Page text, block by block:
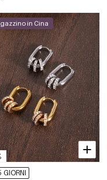
in Cina
GIORNI